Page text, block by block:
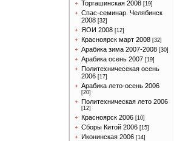
Торгашинская 2008 [19]
Спас-семинар. Челябинск
2008 [32]
ЯОИ 2008 [12]
Красноярск март 2008 [32]
Арабика зима 2007-2008 [30]
Арабика осень 2007 [19]
Политехничесекая осень
2006 [17]
Арабика лето-осень 2006
[20]
Политехническая лето 2006
[12]
Красноярск 2006 [10]
Сборы Китой 2006 [15]
Иконинская 2006 [14]